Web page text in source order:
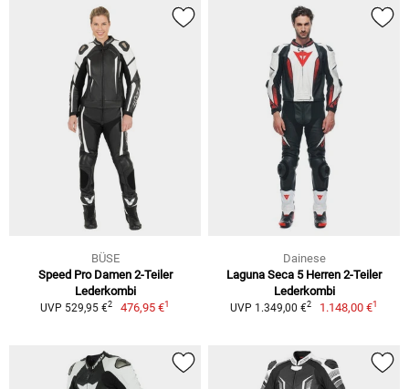
BÜSE
Speed Pro Damen 2-Teiler
Lederkombi
UVP 529,95 €2 476,95 €1
Dainese
Laguna Seca 5 Herren 2-Teiler
Lederkombi
UVP 1.349,00 €2 1.148,00 €1